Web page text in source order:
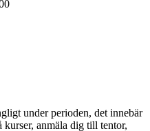
under perioden, det innebär
kurser, anmäla dig till tentor,